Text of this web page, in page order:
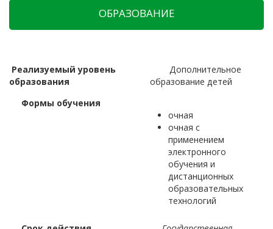
ОБРАЗОВАНИЕ
Реализуемый уровень
образования
Дополнительное
образование детей
Формы обучения
очная
очная с
применением
электронного
обучения и
дистанционных
образовательных
технологий